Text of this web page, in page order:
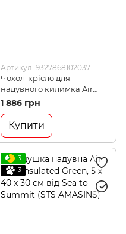
Артикул: 9327868102037
Чохол-крісло для
надувного килимка Air
Chair 2020, 186см, Black від
Sea to Summit (STS
AMAIRCR)
1 886 грн
Купити
3
3